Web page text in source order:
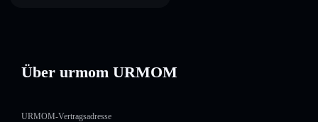
Über urmom URMOM
URMOM-Vertragsadresse